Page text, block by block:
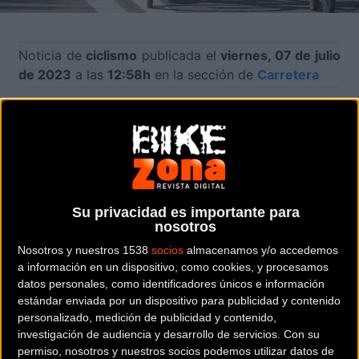
Su privacidad es importante para
nosotros
Nosotros y nuestros 1538 socios almacenamos y/o accedemos
a información en un dispositivo, como cookies, y procesamos
datos personales, como identificadores únicos e información
estándar enviada por un dispositivo para publicidad y contenido
personalizado, medición de publicidad y contenido,
investigación de audiencia y desarrollo de servicios. Con su
permiso, nosotros y nuestros socios podemos utilizar datos de
Noticia de ciclismo publicada elviernes, 07 de julio
de 2023 a las 12:58h en la sección de Carretera
top 10 avalan el buen hacer delEquipo Kern Pharma
en esta primera mitad de la temporada. Los
farmacéuticos, sin renunciar nunca a su estilo, han
completado 100 días de competición, entre los que
se incluyen dos prestigiosas rondas del WorldTour
como la Volta a Catalunya y la Itzulia Basque
Country, una nueva participación en la Liège-
Bastogne-Liège y el debut en Flèche Wallonne.
🤩¡Así ha sido nuestro 2023 hasta ahora!
🏆Una magnífica victoria, 4 podios y 23 top 10
avalan el buen hacer del@EqKernPharma
🔜¡Y mucho más en los próximos meses!